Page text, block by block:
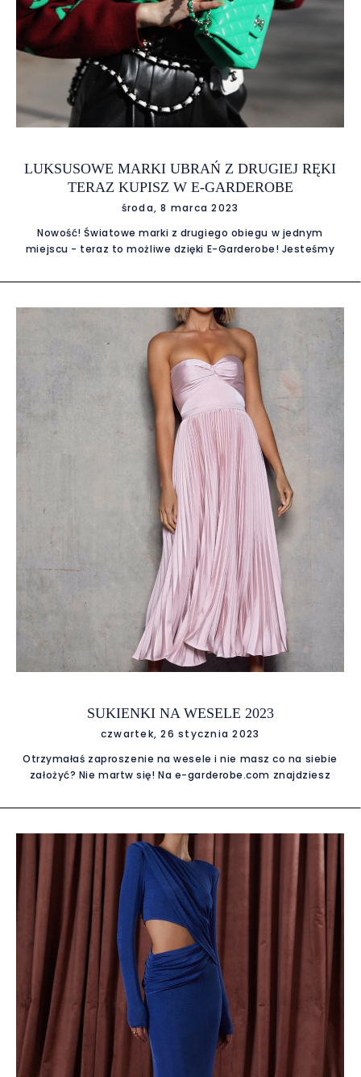
LUKSUSOWE MARKI UBRAŃ Z DRUGIEJ RĘKI
TERAZ KUPISZ W E-GARDEROBE
środa, 8 marca 2023
Nowość! Światowe marki z drugiego obiegu w jednym
miejscu - teraz to możliwe dzięki E-Garderobe! Jesteśmy
wypożyczysz, kupisz i sprzedasz ekskluzywne rzeczy z
okazję? Wypożycz! Poszukujesz perełek modowych do
swoich codziennych stylizacji? Kup! Pragniesz pozbyć się
nadmiaru rzeczy ze swojej garderoby? Sprzedaj! Bądź eco z
E-Garderobe. Markowe sukienki, oryginalne torebki i buty,
eleganckie garnitury w jednym miejscu. W E-Garderobe
znajdziesz wszystko, czego potrzebujesz. Niezależnie od
okazji, Twojego stylu czy zasobności portfela. Dołożyliśmy
wszelkich starań, abyś wśród wybranych przez nas kreacji
znalazła tą jedyną wymarzoną. Poza opcją
kup/sprzedaj/wypożycz w E-Garderobe możesz skorzystać
również z pierwszej w Polsce subskrypcji modowej. Z naszym
abo
SUKIENKI NA WESELE 2023
czwartek, 26 stycznia 2023
Otrzymałaś zaproszenie na wesele i nie masz co na siebie
założyć? Nie martw się! Na e-garderobe.com znajdziesz
gości. Wybierając kreację na wesele warto wziąć pod uwagę
pastelowy i intensywny róż, trawiasta zieleń, pomarańcz,
głęboka czerwień, odcień łososiowy oraz przybrudzony błękit.
Zatem możesz postawić zarówno na odcienie stonowane,
jak i mocne kolory, które w szczególności mile widziane są
latem np. w ogrodzie czy namiocie. Jeśli jesteś świadkową
wybierz sukienkę w odcieniu stonowanym, aby nie przykryć
blasku panny młodej. Jakie fasony sukienek na wesele są
najmodniejsze w 2023 roku? Opcji stylizacji na wesele jest
wiele, a wszystkie wypożyczysz w E-Garderobe! Fason, który
polecamy Ci w szczególności to sukienka midi z gorsetem z